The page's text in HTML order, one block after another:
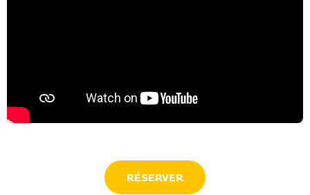
RÉSERVER